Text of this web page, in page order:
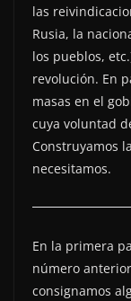
las
Rusia, la
los pueblos,
revolución. En
masas en el
cuya voluntad
Construyamos
necesitamos.
En la primera
número
consignamos